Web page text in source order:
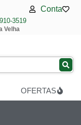
3519
Velha
Conta
OFERTAS